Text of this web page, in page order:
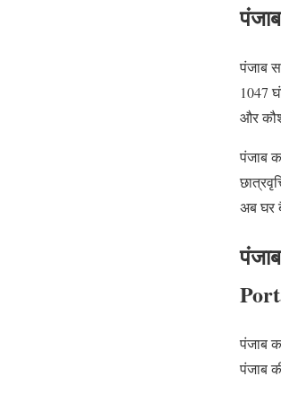
पंजाब
1047
और
पंजाब
अब घर
पंजाब
पंजाब